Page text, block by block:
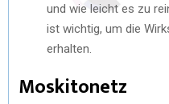
und wie leicht es zu
ist wichtig, um die
erhalten.
Moskitonetz